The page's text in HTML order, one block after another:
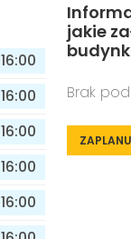
16:00
16:00
16:00
16:00
16:00
jakie
Brak